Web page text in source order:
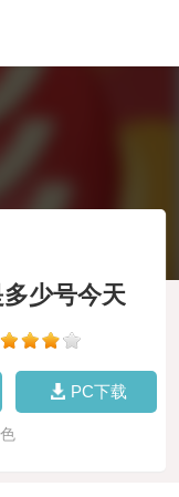
少号今天
PC下载